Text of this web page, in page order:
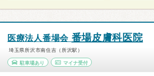
医療法人番場会 番場皮膚科医院
埼玉県所沢市南住吉（所沢駅）
駐車場あり マイナ受付